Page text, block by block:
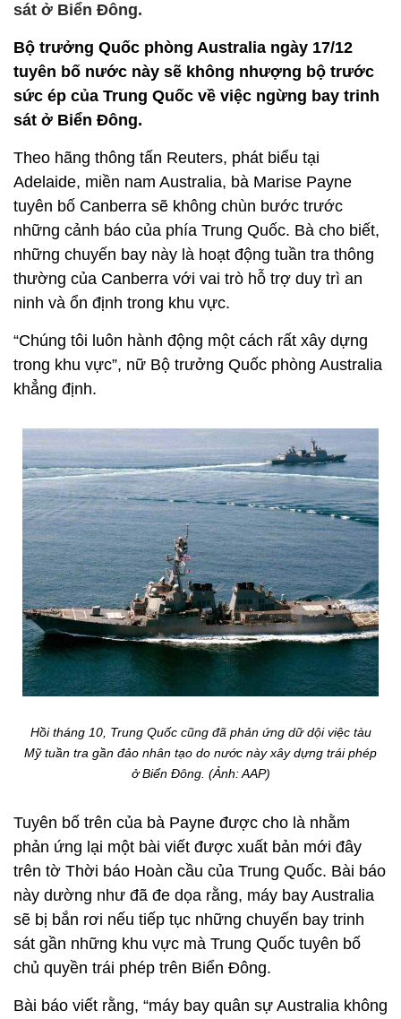
sát ở Biển Đông.
Bộ trưởng Quốc phòng Australia ngày 17/12
tuyên bố nước này sẽ không nhượng bộ trước
sức ép của Trung Quốc về việc ngừng bay trinh
sát ở Biển Đông.
Theo hãng thông tấn Reuters, phát biểu tại
Adelaide, miền nam Australia, bà Marise Payne
tuyên bố Canberra sẽ không chùn bước trước
những cảnh báo của phía Trung Quốc. Bà cho biết,
những chuyến bay này là hoạt động tuần tra thông
thường của Canberra với vai trò hỗ trợ duy trì an
ninh và ổn định trong khu vực.
“Chúng tôi luôn hành động một cách rất xây dựng
trong khu vực”, nữ Bộ trưởng Quốc phòng Australia
khẳng định.
Hồi tháng 10, Trung Quốc cũng đã phản ứng dữ dội việc tàu
Mỹ tuần tra gần đảo nhân tạo do nước này xây dựng trái phép
ở Biển Đông. (Ảnh: AAP)
Tuyên bố trên của bà Payne được cho là nhằm
phản ứng lại một bài viết được xuất bản mới đây
trên tờ Thời báo Hoàn cầu của Trung Quốc. Bài báo
này dường như đã đe dọa rằng, máy bay Australia
sẽ bị bắn rơi nếu tiếp tục những chuyến bay trinh
sát gần những khu vực mà Trung Quốc tuyên bố
chủ quyền trái phép trên Biển Đông.
Bài báo viết rằng, “máy bay quân sự Australia không